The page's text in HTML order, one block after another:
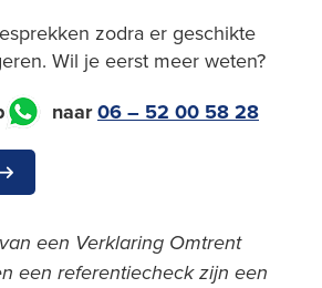
zodra er geschikte
Wil je eerst meer weten?
naar06 – 52 00 58 28
een Verklaring Omtrent
een referentiecheck zijn een